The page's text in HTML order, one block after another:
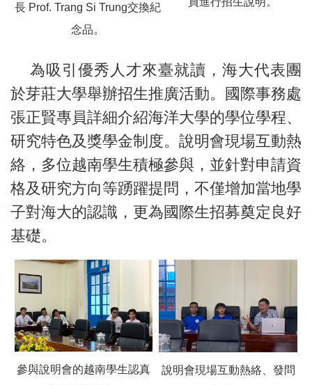
長 Prof. Trang Si Trung交換紀
念品。
為吸引優秀人才來臺就讀，海大代表團
於芽莊大學舉辦招生推廣活動。國際事務處
張正賢專員詳細介紹海洋大學的學位學程、
研究特色及獎學金制度。說明會現場互動熱
絡，多位越南學生積極參與，並針對申請資
格及研究方向等踴躍提問，不僅增加當地學
子對海大的認識，更為國際生招募奠定良好
基礎。
參與說明會的越南學生認真
說明會現場互動熱絡、發問